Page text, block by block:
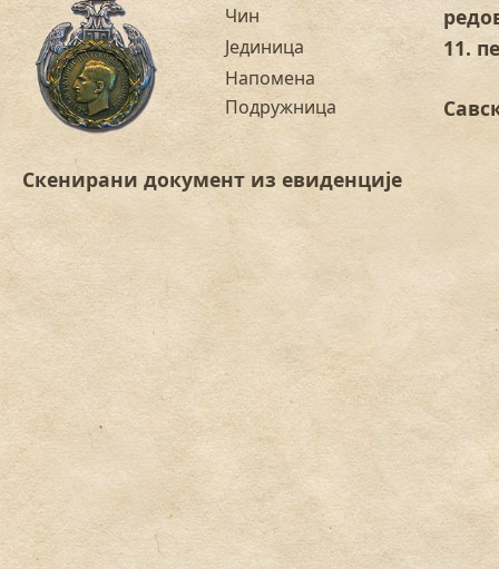
Чин
Јединица 11.
Напомена
Подружница
Скенирани документ из евиденције